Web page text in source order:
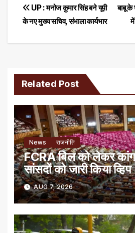
Post
navigation
बाबू
में
UP : मनोज कुमार सिंह बने यूपी
के नए मुख्य सचिव, संभाला कार्यभार
Related Post
News राजनीति
FCRA बिल को लेकर
सांसदों को जारी किया व्हिप
AUG 7, 2026